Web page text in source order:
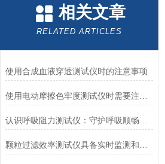
相关文章
RELATED ARTICLES
使用合成血液穿透测试仪时的注意事项